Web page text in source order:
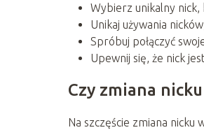
Wybierz unikalny
Unikaj używania
Spróbuj połączyć
Upewnij się, że nick
Czy zmiana
Na szczęście zmiana nicku